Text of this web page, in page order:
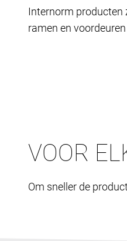
Internorm producten
ramen en
VOOR
Om sneller de